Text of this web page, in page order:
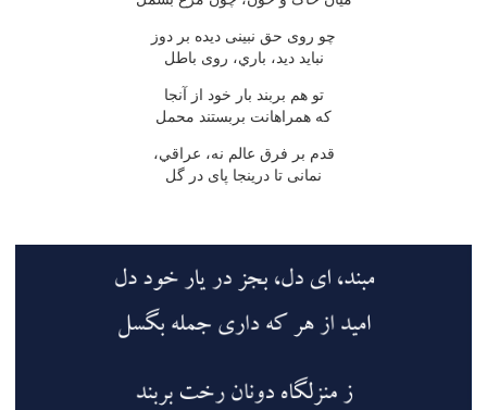
چو روى حق نبينى ديده بر دوز
نبايد ديد، باري، روى باطل
تو هم بربند بار خود از آنجا
که همراهانت بربستند محمل
قدم بر فرق عالم نه، عراقي،
نمانى تا درينجا پاى در گل